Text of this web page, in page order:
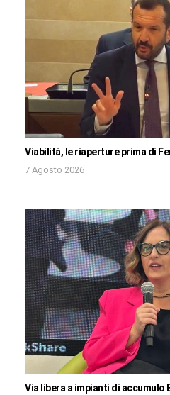
Viabilità, le riaperture prima di
7 Agosto 2026
Via libera a impianti di accumulo